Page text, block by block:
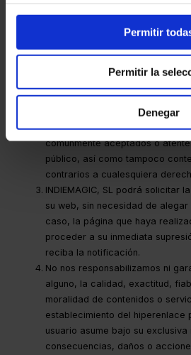
Permitir
Permitir la
Denegar
El establecimiento del enlace no
tipo de acuerdo, contrato,
por parte de INDIEMAGIC, SL,
La página web en la que se
contendrá informaciones con
ilícitos, discriminatorios,
comúnmente aceptados o
público, así como tampoco
contrarios a cualesquiera
INDIEMAGIC, SL podrá solicitar
su web, sin necesidad de alegar
caso, la página que haya
proceder a su inmediata
reciba la notificación.
No nos responsabilizamos ni
alguno, la calidad, exactitud,
moralidad de contenidos o
establecimiento del hiperenlace
usuario asume bajo su
consecuencias, daños o